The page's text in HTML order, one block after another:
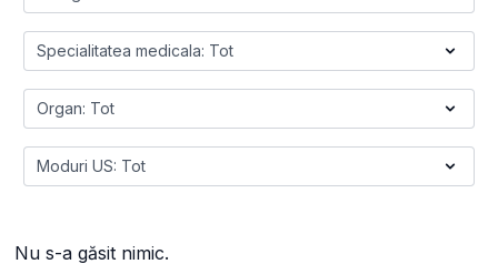
Nu s-a găsit nimic.